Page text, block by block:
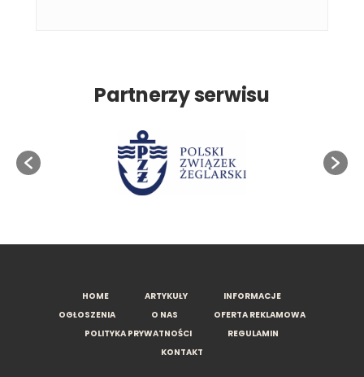
Partnerzy serwisu
HOME ARTYKUŁY
INFORMACJE
OGŁOSZENIA
O NAS
OFERTA REKLAMOWA
POLITYKA PRYWATNOŚCI
REGULAMIN
KONTAKT